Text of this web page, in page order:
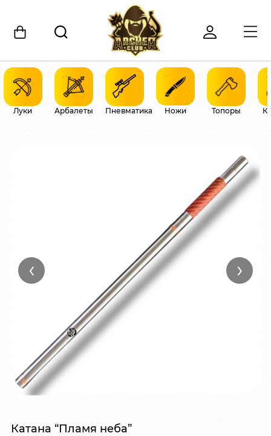
Луки Арбалеты Пневматика Ножи Топоры
‹ ›
Катана “Пламя неба”